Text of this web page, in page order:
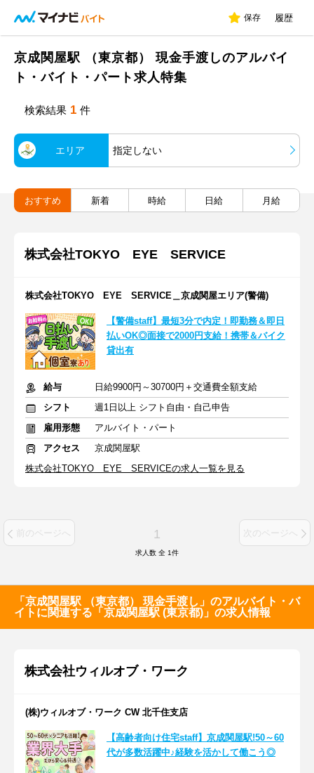
保存 履歴
京成関屋駅 （東京都） 現金手渡しのアルバイ
ト・バイト・パート求人特集
検索結果 1 件
エリア 指定しない
おすすめ 新着 時給 日給 月給
株式会社TOKYO EYE SERVICE
株式会社TOKYO EYE SERVICE＿京成関屋エリア(警備)
【警備staff】最短3分で内定！即勤務＆即日
払いOK◎面接で2000円支給！携帯＆バイク
貸出有
給与
日給9900円～30700円＋交通費全額支給
シフト
週1日以上 シフト自由・自己申告
雇用形態
アルバイト・パート
アクセス
京成関屋駅
株式会社TOKYO EYE SERVICEの求人一覧を見る
前のページへ 1 次のページへ
求人数 全 1件
「京成関屋駅 （東京都） 現金手渡し」のアルバイト・バ
イトに関連する「京成関屋駅 (東京都)」の求人情報
株式会社ウィルオブ・ワーク
(株)ウィルオブ・ワーク CW 北千住支店
【高齢者向け住宅staff】京成関屋駅!50～60
代が多数活躍中♪経験を活かして働こう◎